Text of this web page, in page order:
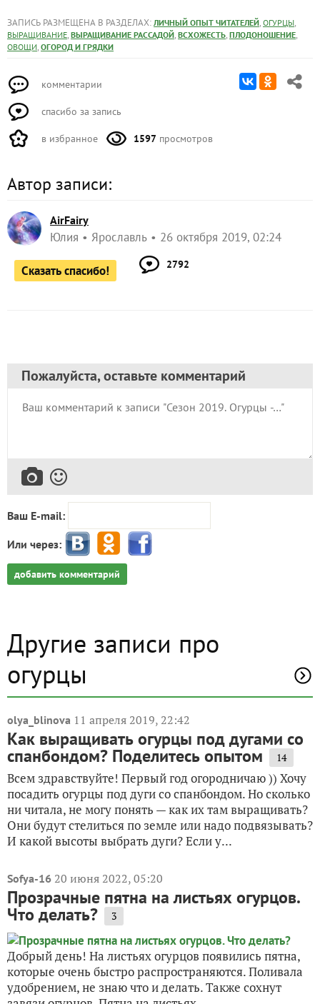
ЗАПИСЬ РАЗМЕЩЕНА В РАЗДЕЛАХ: ЛИЧНЫЙ ОПЫТ ЧИТАТЕЛЕЙ, ОГУРЦЫ,
ВЫРАЩИВАНИЕ, ВЫРАЩИВАНИЕ РАССАДОЙ, ВСХОЖЕСТЬ, ПЛОДОНОШЕНИЕ,
ОВОЩИ, ОГОРОД И ГРЯДКИ
комментарии
спасибо за запись
в избранное 1597 просмотров
Автор записи:
AirFairy
Юлия Ярославль 26 октября 2019, 02:24
Сказать спасибо! 2792
Пожалуйста, оставьте комментарий
Ваш E-mail:
Или через:
добавить комментарий
Другие записи про
огурцы
olya_blinova 11 апреля 2019, 22:42
Как выращивать огурцы под дугами со
спанбондом? Поделитесь опытом 14
Всем здравствуйте! Первый год огородничаю )) Хочу
посадить огурцы под дуги со спанбондом. Но сколько
ни читала, не могу понять — как их там выращивать?
Они будут стелиться по земле или надо подвязывать?
И какой высоты выбрать дуги? Если у...
Sofya-16 20 июня 2022, 05:20
Прозрачные пятна на листьях огурцов.
Что делать? 3
Добрый день! На листьях огурцов появились пятна,
которые очень быстро распространяются. Поливала
удобрением, не знаю что и делать. Также сохнут